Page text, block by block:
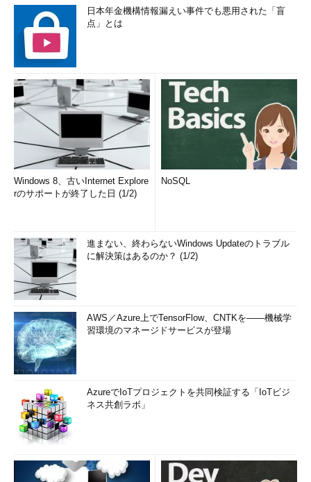
日本年金機構情報漏えい事件でも悪用された「盲
点」とは
Windows 8、古いInternet Explore
rのサポートが終了した日 (1/2)
NoSQL
進まない、終わらないWindows Updateのトラブル
に解決策はあるのか？ (1/2)
AWS／Azure上でTensorFlow、CNTKを――機械学
習環境のマネージドサービスが登場
AzureでIoTプロジェクトを共同検証する「IoTビジ
ネス共創ラボ」